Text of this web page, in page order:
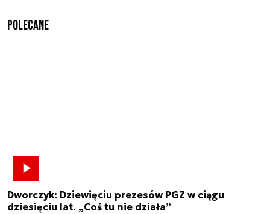
Polecane
Dworczyk: Dziewięciu prezesów PGZ w ciągu
dziesięciu lat. „Coś tu nie działa”